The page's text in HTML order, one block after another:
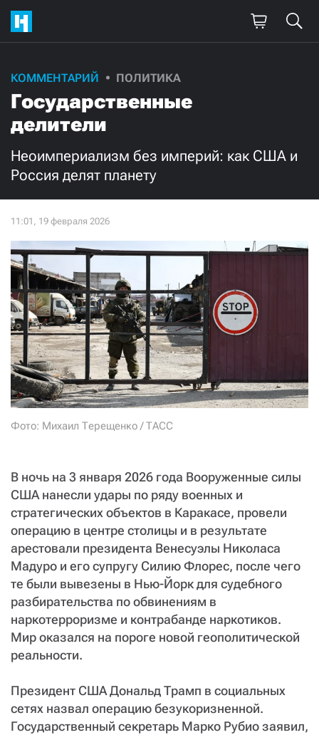
КОММЕНТАРИЙ ПОЛИТИКА
Государственные
делители
Неоимпериализм без империй: как США и
Россия делят планету
Фото: Михаил Терещенко / ТАСС
В ночь на 3 января 2026 года Вооруженные силы
США нанесли удары по ряду военных и
стратегических объектов в Каракасе, провели
операцию в центре столицы и в результате
арестовали президента Венесуэлы Николаса
Мадуро и его супругу Силию Флорес, после чего
те были вывезены в Нью-Йорк для судебного
разбирательства по обвинениям в
наркотерроризме и контрабанде наркотиков.
Мир оказался на пороге новой геополитической
реальности.
Президент США Дональд Трамп в социальных
сетях назвал операцию безукоризненной.
Государственный секретарь Марко Рубио заявил,
Поддержите
нашу работу!
Ежемесячно
3000
Нажимая кнопку «Стать соучастником»,
я принимаю условия и подтверждаю свое гражданство РФ
СТАТЬ СОУЧАСТНИКОМ
ПОДЕЛИТЬСЯ С ДРУЗЬЯМИ
Если у вас есть вопросы, пишите donate@novayagazeta.ru
звоните:
+7 (929) 612-03-68